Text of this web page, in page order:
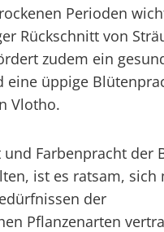
Perioden
Rückschnitt von
zudem ein
eine üppige
Vlotho.
Farbenpracht der
ist es ratsam, sich
der
Pflanzenarten